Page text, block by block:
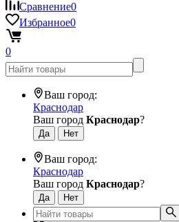
Сравнение0
Избранное0
0
Ваш город:
Краснодар
Ваш город Краснодар?
Ваш город:
Краснодар
Ваш город Краснодар?